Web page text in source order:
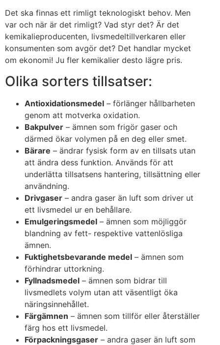
Det ska finnas ett rimligt teknologiskt behov. Men
var och när är det rimligt? Vad styr det? Är det
kemikalieproducenten, livsmedeltillverkaren eller
konsumenten som avgör det? Det handlar mycket
om ekonomi! Ju fler kemikalier desto lägre pris.
Olika sorters tillsatser:
Antioxidationsmedel – förlänger hållbarheten
genom att motverka oxidation.
Bakpulver – ämnen som frigör gaser och
därmed ökar volymen på en deg eller smet.
Bärare – ändrar fysisk form av en tillsats utan
att ändra dess funktion. Används för att
underlätta tillsatsens hantering, tillsättning eller
användning.
Drivgaser – andra gaser än luft som driver ut
ett livsmedel ur en behållare.
Emulgeringsmedel – ämnen som möjliggör
blandning av fett- respektive vattenlösliga
ämnen.
Fuktighetsbevarande medel – ämnen som
förhindrar uttorkning.
Fyllnadsmedel – ämnen som bidrar till
livsmedlets volym utan att väsentligt öka
näringsinnehållet.
Färgämnen – ämnen som tillför eller återställer
färg hos ett livsmedel.
Förpackningsgaser – andra gaser än luft som